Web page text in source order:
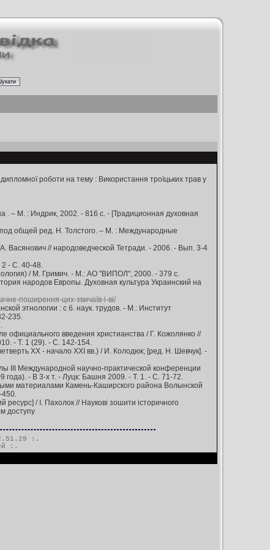
роботи на тему : Використання троїцьких трав у
. – М. : Индрик, 2002. - 816 с. - [Традиционная духовная
под общей ред. Н. Толстого. – М. : Международные
Васянович // народоведческой Тетради. - 2006. - Вып. 3-4
2 - С. 40-48.
/ М. Гримич. - М.: АО "ВИПОЛ", 2000. - 379 с.
народов Европы. Духовная культура Украинский на
по­ши­ре­ння-цих-зви­чаїв-і-ві/
этнологии : с б. наук. трудов. - М.: Институт
235.
официального введения христианства / Г. Кожолянко //
- Т. 1 (29). - С. 142-154.
ХХ - начало XXI вв.) / И. Колодюк; [ред. Н. Шевчук]. -
III Международной научно-практической конференции
- В 3-х т. - Луцк: Башня 2009. - Т. 1. - С. 71-72.
материалами Камень-Каширского района Волынской
450.
ресурс] / І. Пахолок // Наукові зошити історичного
доступу
:.
:.